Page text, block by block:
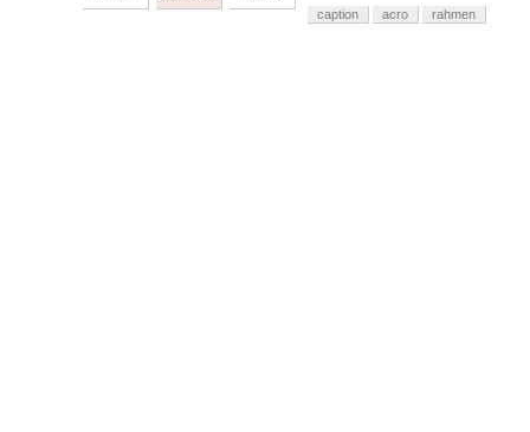
caption acro rahmen